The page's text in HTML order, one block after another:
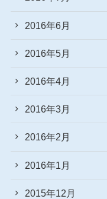
2016年6月
2016年5月
2016年4月
2016年3月
2016年2月
2016年1月
2015年12月